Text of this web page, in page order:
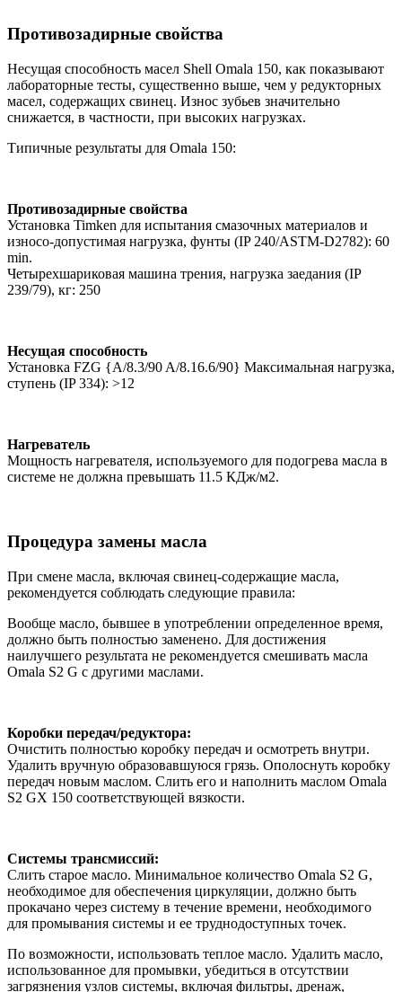
Противозадирные свойства
Несущая способность масел Shell Omala 150, как показывают
лабораторные тесты, существенно выше, чем у редукторных
масел, содержащих свинец. Износ зубьев значительно
снижается, в частности, при высоких нагрузках.
Типичные результаты для Omala 150:
Противозадирные свойства
Установка Timken для испытания смазочных материалов и
износо-допустимая нагрузка, фунты (IP 240/ASTM-D2782): 60
min.
Четырехшариковая машина трения, нагрузка заедания (IP
239/79), кг: 250
Несущая способность
Установка FZG {A/8.3/90 A/8.16.6/90} Максимальная нагрузка,
ступень (IP 334): >12
Нагреватель
Мощность нагревателя, используемого для подогрева масла в
системе не должна превышать 11.5 КДж/м2.
Процедура замены масла
При смене масла, включая свинец-содержащие масла,
рекомендуется соблюдать следующие правила:
Вообще масло, бывшее в употреблении определенное время,
должно быть полностью заменено. Для достижения
наилучшего результата не рекомендуется смешивать масла
Omala S2 G с другими маслами.
Коробки передач/редуктора:
Очистить полностью коробку передач и осмотреть внутри.
Удалить вручную образовавшуюся грязь. Ополоснуть коробку
передач новым маслом. Слить его и наполнить маслом Omala
S2 GX 150 соответствующей вязкости.
Системы трансмиссий:
Слить старое масло. Минимальное количество Omala S2 G,
необходимое для обеспечения циркуляции, должно быть
прокачано через систему в течение времени, необходимого
для промывания системы и ее труднодоступных точек.
По возможности, использовать теплое масло. Удалить масло,
использованное для промывки, убедиться в отсутствии
загрязнения узлов системы, включая фильтры, дренаж,